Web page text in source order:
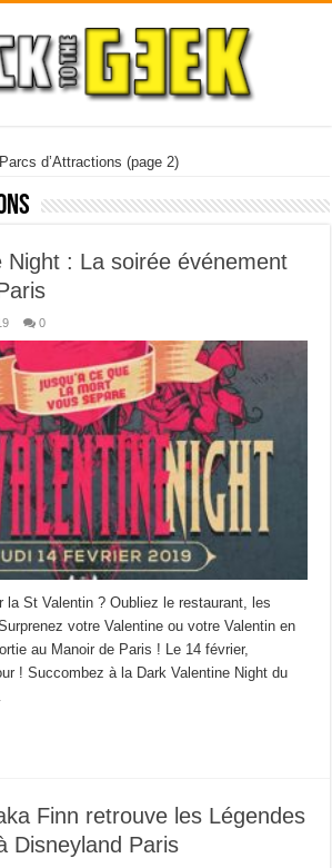
Parcs d’Attractions (page 2)
Night : La soirée événement
0
la St Valentin ? Oubliez le restaurant, les
votre Valentine ou votre Valentin en
au Manoir de Paris ! Le 14 février,
! Succombez à la Dark Valentine Night du
Finn retrouve les Légendes
Disneyland Paris